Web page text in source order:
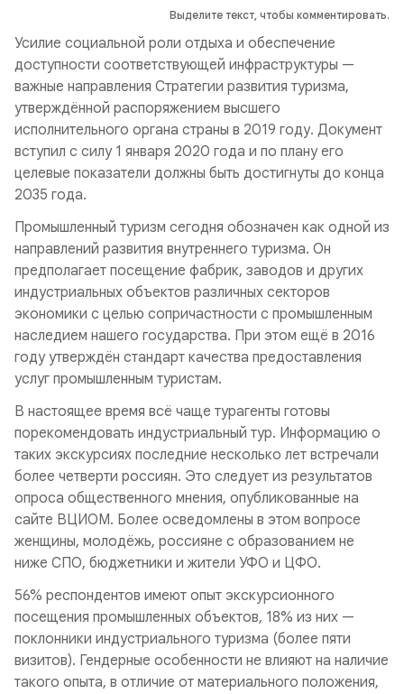
Выделите текст, чтобы комментировать.
Усилие социальной роли отдыха и обеспечение
доступности соответствующей инфраструктуры —
важные направления Стратегии развития туризма,
утверждённой распоряжением высшего
исполнительного органа страны в 2019 году. Документ
вступил с силу 1 января 2020 года и по плану его
целевые показатели должны быть достигнуты до конца
2035 года.
Промышленный туризм сегодня обозначен как одной из
направлений развития внутреннего туризма. Он
предполагает посещение фабрик, заводов и других
индустриальных объектов различных секторов
экономики с целью сопричастности с промышленным
наследием нашего государства. При этом ещё в 2016
году утверждён стандарт качества предоставления
услуг промышленным туристам.
В настоящее время всё чаще турагенты готовы
порекомендовать индустриальный тур. Информацию о
таких экскурсиях последние несколько лет встречали
более четверти россиян. Это следует из результатов
опроса общественного мнения, опубликованные на
сайте ВЦИОМ. Более осведомлены в этом вопросе
женщины, молодёжь, россияне с образованием не
ниже СПО, бюджетники и жители УФО и ЦФО.
56% респондентов имеют опыт экскурсионного
посещения промышленных объектов, 18% из них —
поклонники индустриального туризма (более пяти
визитов). Гендерные особенности не влияют на наличие
такого опыта, в отличие от материального положения,